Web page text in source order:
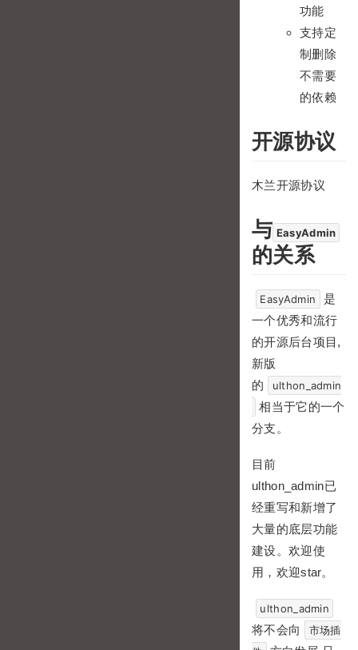
功能
支持定
制删除
不需要
的依赖
开源协议
木兰开源协议
与 EasyAdmin
的关系
EasyAdmin
是
一个优秀和流行
的开源后台项目,
新版
的
ulthon_admin
相当于它的一个
分支。
目前
ulthon_admin已
经重写和新增了
大量的底层功能
建设。欢迎使
用，欢迎star。
ulthon_admin
将不会向
市场插